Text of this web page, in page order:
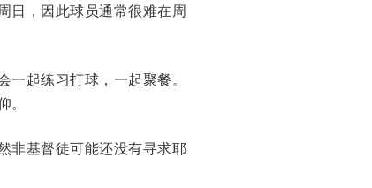
日，因此球员通常很难在周
起练习打球，一起聚餐。
非基督徒可能还没有寻求耶